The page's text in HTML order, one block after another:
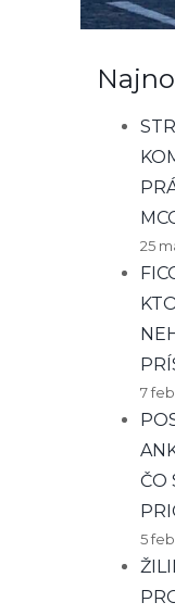
25
7
ČO
5